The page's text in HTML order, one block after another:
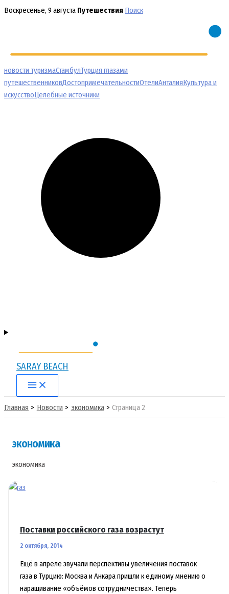
Перейти
Воскресенье, 9 августа Путешествия Поиск
новости туризмаСтамбулТурция глазами
путешественниковДостопримечательностиОтелиАнталияКультура и
искусствоЦелебные источники
SARAY BEACH
Main
Menu
Главная Новости экономика Страница 2
экономика
экономика
Поставки российского газа возрастут
2 октября, 2014
Ещё в апреле звучали перспективы увеличения поставок
газа в Турцию: Москва и Анкара пришли к единому мнению о
наращивание «объёмов сотрудничества». Теперь